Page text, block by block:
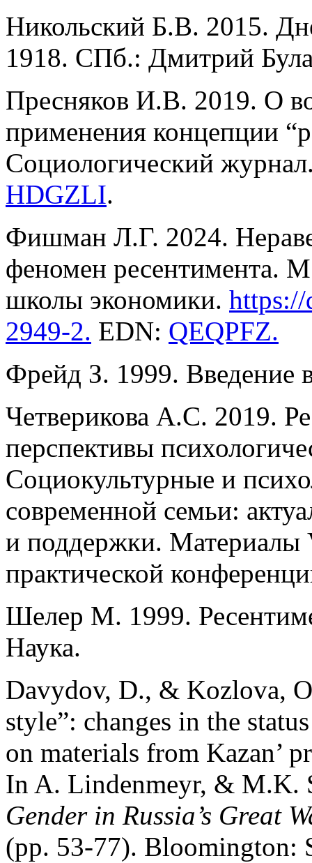
Никольский Б.В. 2015.
1918. СПб.: Дмитрий
Пресняков И.В. 2019. О
применения концепции
Социологический
HDGZLI.
Фишман Л.Г. 2024.
феномен ресентимента.
школы экономики.
2949-2. EDN: QEQPFZ.
Фрейд З. 1999. Введение
Четверикова А.С. 2019.
перспективы
Социокультурные и
современной семьи:
и поддержки.
практической
Шелер М. 1999.
Наука.
Davydov, D., & Kozlova,
style”: changes in the
on materials from Kazan’
In A. Lindenmeyr, & M.K.
Gender in Russia’s Great
(pp. 53-77). Bloomington: